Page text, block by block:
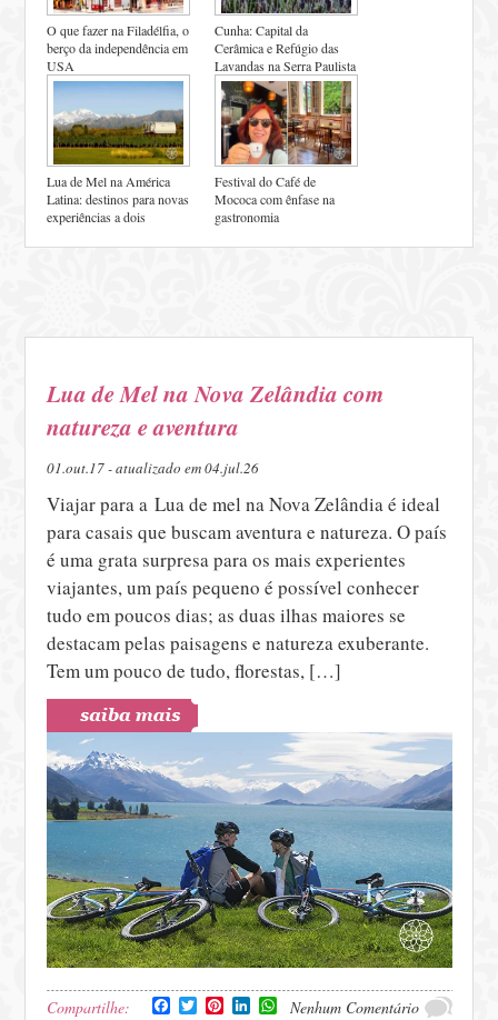
O que fazer na Filadélfia, o
berço da independência em
USA
Cunha: Capital da
Cerâmica e Refúgio das
Lavandas na Serra Paulista
Lua de Mel na América
Latina: destinos para novas
experiências a dois
Festival do Café de
Mococa com ênfase na
gastronomia
Lua de Mel na Nova Zelândia com
natureza e aventura
01.out.17 - atualizado em 04.jul.26
Viajar para a Lua de mel na Nova Zelândia é ideal
para casais que buscam aventura e natureza. O país
é uma grata surpresa para os mais experientes
viajantes, um país pequeno é possível conhecer
tudo em poucos dias; as duas ilhas maiores se
destacam pelas paisagens e natureza exuberante.
Tem um pouco de tudo, florestas, […]
Compartilhe: Facebook
TwitterPinterestLinkedInWhatsApp
Nenhum Comentário